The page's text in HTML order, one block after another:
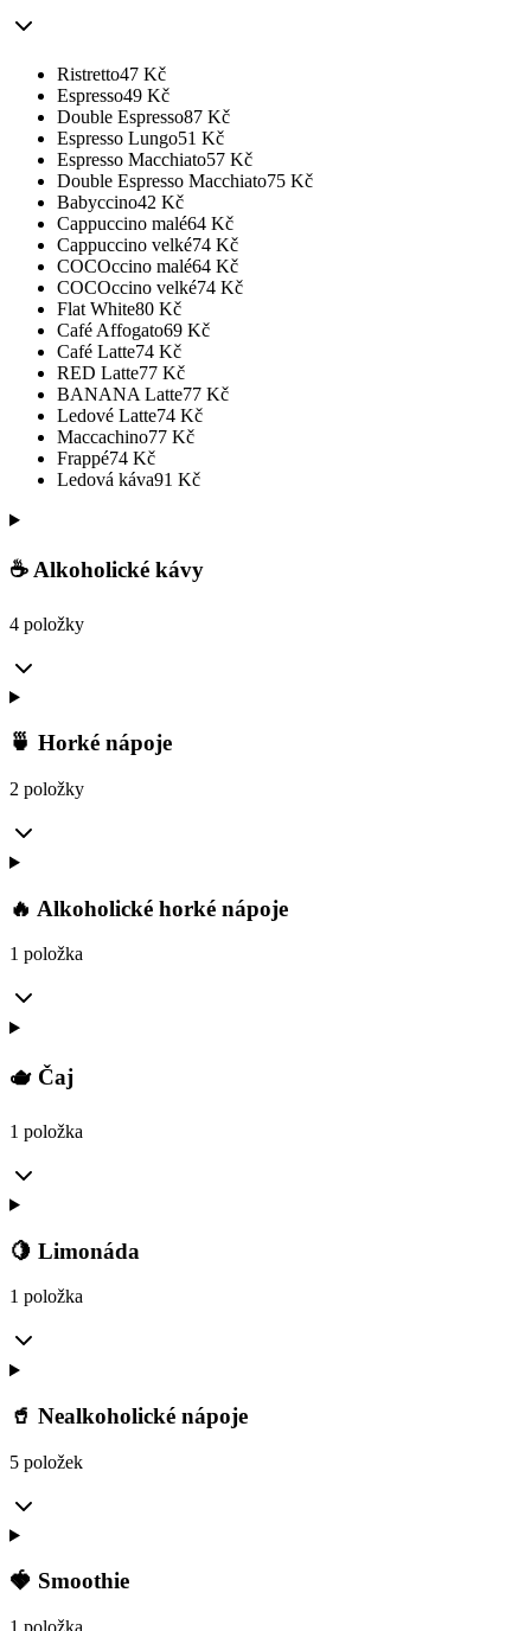
Ristretto47 Kč
Espresso49 Kč
Double Espresso87 Kč
Espresso Lungo51 Kč
Espresso Macchiato57 Kč
Double Espresso Macchiato75 Kč
Babyccino42 Kč
Cappuccino malé64 Kč
Cappuccino velké74 Kč
COCOccino malé64 Kč
COCOccino velké74 Kč
Flat White80 Kč
Café Affogato69 Kč
Café Latte74 Kč
RED Latte77 Kč
BANANA Latte77 Kč
Ledové Latte74 Kč
Maccachino77 Kč
Frappé74 Kč
Ledová káva91 Kč
☕ Alkoholické kávy
4 položky
🍵 Horké nápoje
2 položky
🔥 Alkoholické horké nápoje
1 položka
🫖 Čaj
1 položka
🍋 Limonáda
1 položka
🥤 Nealkoholické nápoje
5 položek
🍓 Smoothie